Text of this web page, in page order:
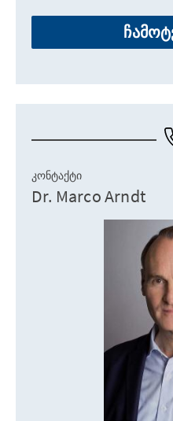
ᲙᲝᲜᲢᲐᲥᲢᲘ
Dr. Marco Arndt